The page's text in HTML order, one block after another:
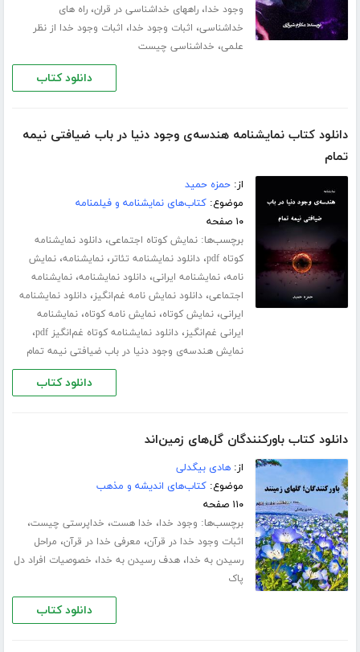
وجود خدا،راههای خداشناسی در قران،راه های
خداشناسی، اثبات وجود خدا، اثبات وجود خدا از نظر
علمی، خداشناسی چیست
دانلود کتاب
دانلود کتاب نمایشنامه هندسه‌ی وجود دنیا در باب ضیافتی نیمه
تمام
از:حمزه حمید
موضوع:کتاب‌های نمایشنامه و فیلمنامه
۱۰ صفحه
برچسب‌ها:نمایش کوتاه اجتماعی،دانلود نمایشنامه
کوتاه pdf
،دانلود نمایشنامه تئاتر،نمایشنامه،نمایش
نامه،نمایشنامه ایرانی،دانلود نمایشنامه،نمایشنامه
اجتماعی،دانلود نمایش نامه غم‌انگیز،دانلود نمایشنامه
ایرانی،نمایش کوتاه،نمایش نامه کوتاه،نمایشنامه
ایرانی غم‌انگیز،دانلود نمایشنامه کوتاه غم‌انگیز pdf ،
نمایش هندسه‌ی وجود دنیا در باب ضیافتی نیمه تمام
دانلود کتاب
دانلود کتاب باورکنندگان گل‌های زمین‌اند
از:هادی بیگدلی
موضوع:کتاب‌های اندیشه و مذهب
۱۱۰ صفحه
برچسب‌ها: وجود خدا، خدا هست، خداپرستی چیست،
اثبات وجود خدا در قرآن، معرفی خدا در قرآن، مراحل
رسیدن به خدا،هدف رسیدن به خدا، خصوصیات افراد دل
پاک
دانلود کتاب